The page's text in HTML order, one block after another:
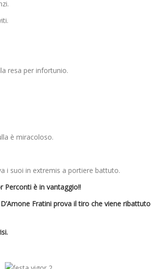
resa per infortunio.
è miracoloso.
i suoi in extremis a portiere battuto.
Perconti è in vantaggio!!
Fratini prova il tiro che viene ribattuto